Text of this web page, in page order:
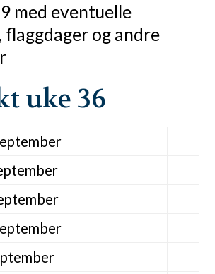
med eventuelle
flaggdager og andre
uke 36